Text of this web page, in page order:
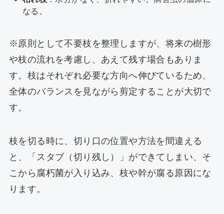
なる。
※原則として不要枝を整理しますが、将来の樹形
や枝の流れを考慮し、あえて残す場合もありま
す。枝はそれぞれ必要な方向へ伸びているため、
全体のバランスを見ながら剪定することが大切で
す。
枝を切る時に、切り口の位置や方法を間違える
と、「スタブ（切り残し）」ができてしまい、そ
こから腐朽菌が入り込み、枝や幹が腐る原因にな
ります。